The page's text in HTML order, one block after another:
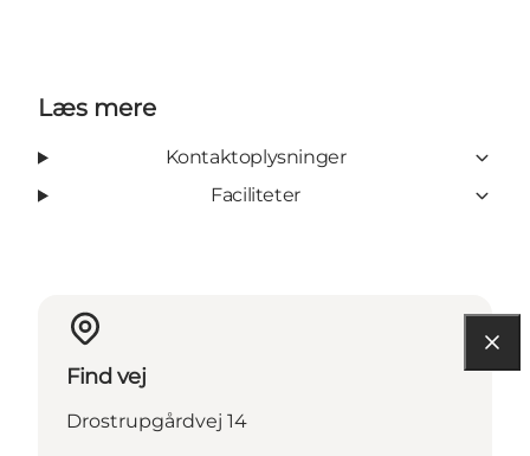
Læs mere
Kontaktoplysninger
Faciliteter
Find vej
Drostrupgårdvej 14